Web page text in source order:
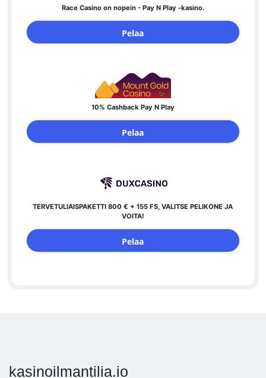
Race Casino on nopein - Pay N Play -kasino.
Pelaa
10% Cashback Pay N Play
Pelaa
TERVETULIAISPAKETTI 800 € + 155 FS, VALITSE PELIKONE JA
VOITA!
Pelaa
kasinoilmantilia.io